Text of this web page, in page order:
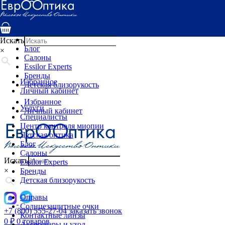
Услуги
Специалисты
Детская оптика
Блог
Салоны
Essilor Experts
Бренды
Детская близорукость
Избранное
Личный кабинет
Искать
×
+7 (800) 555-27-04 заказать звонок
0 ₽ 0 товаров
Искать
×
Избранное
Личный кабинет
Услуги
Специалисты
Центр контроля миопии
Детская оптика
Блог
Салоны
Essilor Experts
Бренды
Детская близорукость
Оправы
Солнцезащитные очки
Контактные линзы